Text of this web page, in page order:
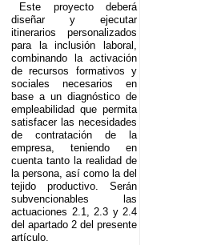
Este proyecto deberá
diseñar y ejecutar
itinerarios personalizados
para la inclusión laboral,
combinando la activación
de recursos formativos y
sociales necesarios en
base a un diagnóstico de
empleabilidad que permita
satisfacer las necesidades
de contratación de la
empresa, teniendo en
cuenta tanto la realidad de
la persona, así como la del
tejido productivo. Serán
subvencionables las
actuaciones 2.1, 2.3 y 2.4
del apartado 2 del presente
artículo.